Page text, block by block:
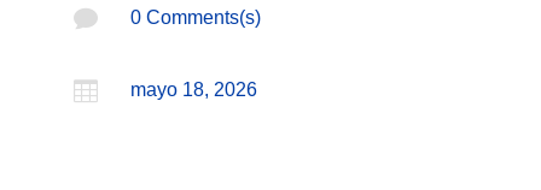
 0 Comments(s)
 mayo 18, 2026